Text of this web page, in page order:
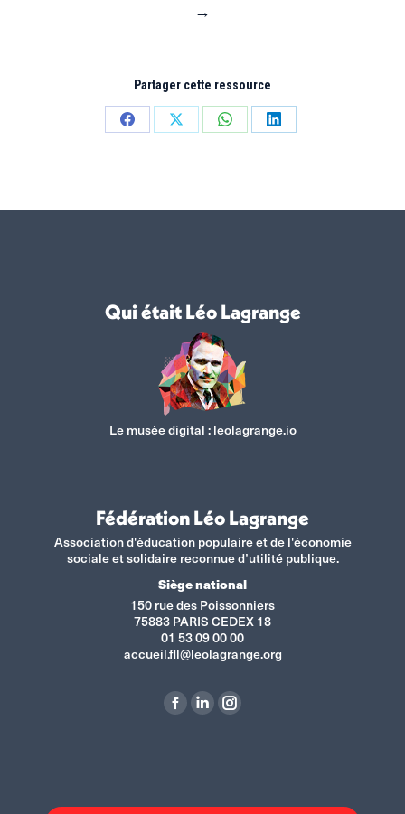
→
Partager cette ressource
PartagerPartagerPartagerPartager
Qui était Léo Lagrange
Le musée digital :leolagrange.io
Fédération Léo Lagrange
Association d'éducation populaire et de l'économie
sociale et solidaire reconnue d’utilité publique.
Siège national
150 rue des Poissonniers
75883 PARIS CEDEX 18
01 53 09 00 00
accueil.fll@leolagrange.org
La
dans
La
dans
La
dans